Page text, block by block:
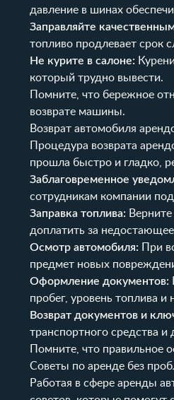
давление в шинах
Заправляйте
топливо продлевает срок
Не курите в салоне:
который трудно вывести.
Помните, что бережное
возврате машины.
Возврат автомобиля
Процедура возврата
прошла быстро и гладко,
Заблаговременное
сотрудникам компании
Заправка топлива:
доплатить за
Осмотр автомобиля: При
предмет новых
Оформление документов:
пробег, уровень топлива
Возврат документов и
транспортного средства
Помните, что правильное
Советы по аренде без
Работая в сфере аренды